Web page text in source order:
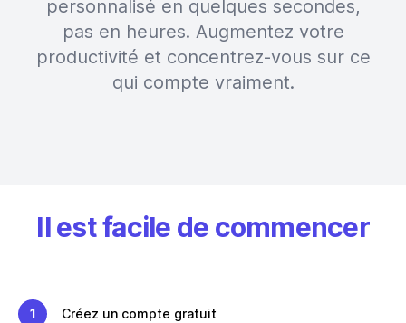
personnalisé en quelques secondes,
pas en heures. Augmentez votre
productivité et concentrez-vous sur ce
qui compte vraiment.
Il est facile de commencer
1 Créez un compte gratuit